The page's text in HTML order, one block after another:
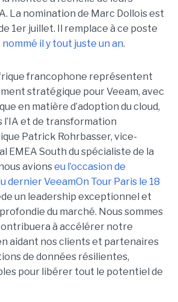
La nomination de Marc Dollois est
1er juillet. Il remplace à ce poste
nommé il y tout juste un an.
francophone représentent
stratégique pour Veeam, avec
en matière d’adoption du cloud,
l’IA et de transformation
Patrick Rohrbasser, vice-
EMEA South du spécialiste de la
avionseu l’occasion de
dernier VeeamOn Tour Paris le 18
un leadership exceptionnel et
du marché. Nous sommes
à accélérer notre
aidant nos clients et partenaires
de données résilientes,
pour libérer tout le potentiel de